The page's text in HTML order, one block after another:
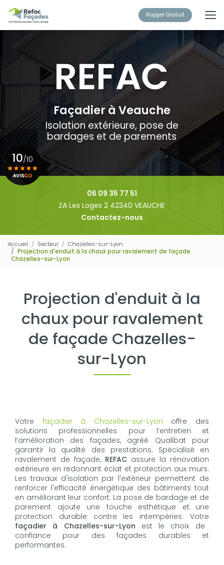
au
contenu
principal
Rappel Gratuit
Façadier à Veauche
Isolation extérieure, pose de
bardages et de parements
06 09 35 77 51
ZA Les Loges 2 42340 VEAUCHE
Contactez-nous
10/10
Accueil Secteur
Chazelles-sur-Lyon
Projection d'enduit à la chaux pour ravalement de façade
Chazelles-sur-Lyon
Projection d'enduit à la
chaux pour ravalement
de façade Chazelles-
sur-Lyon
Votre façadier à Chazelles-sur-Lyon offre des
solutions professionnelles pour l’entretien et
l’amélioration des façades, agréé Qualibat pour
garantir la qualité des prestations. Spécialisé en
ravalement de façade, REFAC assure la rénovation
extérieure en redonnant éclat et protection aux murs.
Les travaux d'isolation par l'extérieur permettent de
renforcer l'efficacité énergétique des bâtiments tout
en améliorant leur confort. La pose de bardage et de
parement ajoute une touche esthétique et une
protection durable contre les intempéries. Votre
façadier à Chazelles-sur-Lyon est le choix de
confiance pour des façades durables et
performantes.